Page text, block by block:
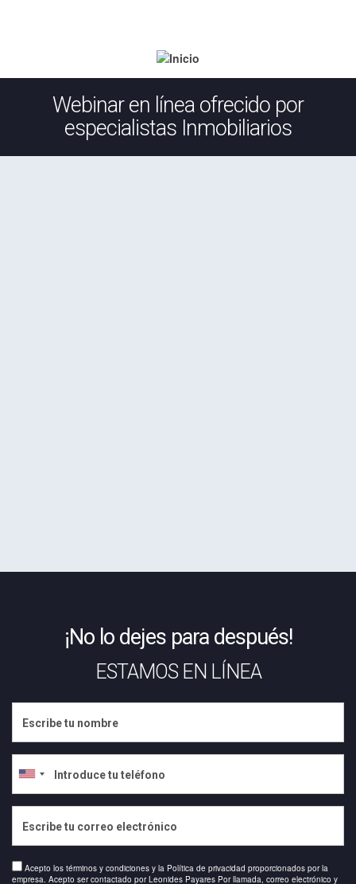
Webinar en línea ofrecido por
especialistas Inmobiliarios
¡No lo dejes para después!
ESTAMOS EN LÍNEA
Acepto los términos y condiciones y la Política de privacidad proporcionados por la
empresa. Acepto ser contactado por Leonides Payares Por llamada, correo electrónico y